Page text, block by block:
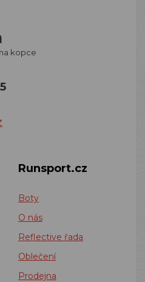
kopce
Runsport.cz
Boty
O nás
Reflective řada
Oblečení
Prodejna